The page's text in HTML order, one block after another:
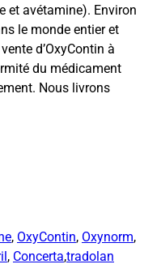
et avétamine). Environ
le monde entier et
d’OxyContin à
du médicament
Nous livrons
, OxyContin, Oxynorm,
, Concerta,tradolan